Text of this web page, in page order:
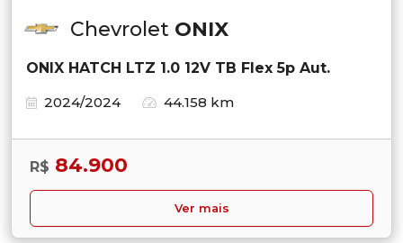
Chevrolet ONIX
ONIX HATCH LTZ 1.0 12V TB Flex 5p Aut.
2024/2024
44.158 km
R$ 84.900
Ver mais